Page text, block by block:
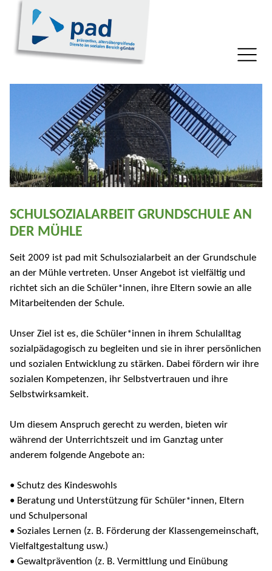
SCHULSOZIALARBEIT GRUNDSCHULE AN
DER MÜHLE
Seit 2009 ist pad mit Schulsozialarbeit an der Grundschule
an der Mühle vertreten. Unser Angebot ist vielfältig und
richtet sich an die Schüler*innen, ihre Eltern sowie an alle
Mitarbeitenden der Schule.
Unser Ziel ist es, die Schüler*innen in ihrem Schulalltag
sozialpädagogisch zu begleiten und sie in ihrer persönlichen
und sozialen Entwicklung zu stärken. Dabei fördern wir ihre
sozialen Kompetenzen, ihr Selbstvertrauen und ihre
Selbstwirksamkeit.
Um diesem Anspruch gerecht zu werden, bieten wir
während der Unterrichtszeit und im Ganztag unter
anderem folgende Angebote an:
• Schutz des Kindeswohls
• Beratung und Unterstützung für Schüler*innen, Eltern
und Schulpersonal
• Soziales Lernen (z. B. Förderung der Klassengemeinschaft,
Vielfaltgestaltung usw.)
• Gewaltprävention (z. B. Vermittlung und Einübung